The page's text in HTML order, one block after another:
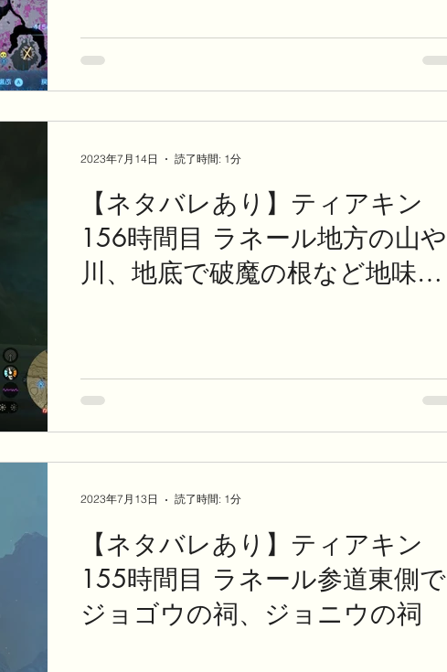
【ネタバレあり】ティアキン
156時間目 ラネール地方の山や
川、地底で破魔の根など地味行
2023年7月14日 読了時間: 1分
【ネタバレあり】ティアキン
155時間目 ラネール参道東側で
ジョゴウの祠、ジョニウの祠
2023年7月13日 読了時間: 1分